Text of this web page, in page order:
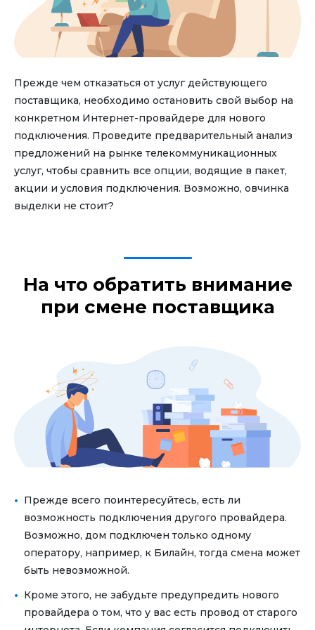
Прежде чем отказаться от услуг действующего
поставщика, необходимо остановить свой выбор на
конкретном Интернет-провайдере для нового
подключения. Проведите предварительный анализ
предложений на рынке телекоммуникационных
услуг, чтобы сравнить все опции, водящие в пакет,
акции и условия подключения. Возможно, овчинка
выделки не стоит?
На что обратить внимание
при смене поставщика
Прежде всего поинтересуйтесь, есть ли
возможность подключения другого провайдера.
Возможно, дом подключен только одному
оператору, например, к Билайн, тогда смена может
быть невозможной.
Кроме этого, не забудьте предупредить нового
провайдера о том, что у вас есть провод от старого